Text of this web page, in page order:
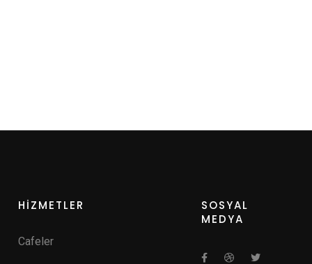
HİZMETLER
Cafeler
SOSYAL
MEDYA